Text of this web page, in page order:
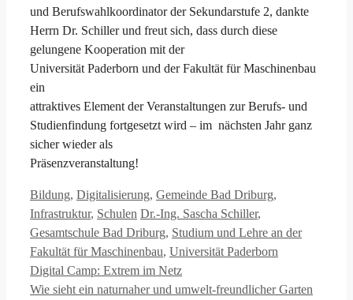
und Berufswahlkoordinator der Sekundarstufe 2, dankte
Herrn Dr. Schiller und freut sich, dass durch diese
gelungene Kooperation mit der
Universität Paderborn und der Fakultät für Maschinenbau
ein
attraktives Element der Veranstaltungen zur Berufs- und
Studienfindung fortgesetzt wird – im nächsten Jahr ganz
sicher wieder als
Präsenzveranstaltung!
Kategorien
Bildung, Digitalisierung, Gemeinde Bad Driburg,
Infrastruktur, Schulen Schlagwörter
Dr.-Ing. Sascha Schiller,
Gesamtschule Bad Driburg, Studium und Lehre an der
Fakultät für Maschinenbau, Universität Paderborn
Digital Camp: Extrem im Netz
Wie sieht ein naturnaher und umwelt-freundlicher Garten